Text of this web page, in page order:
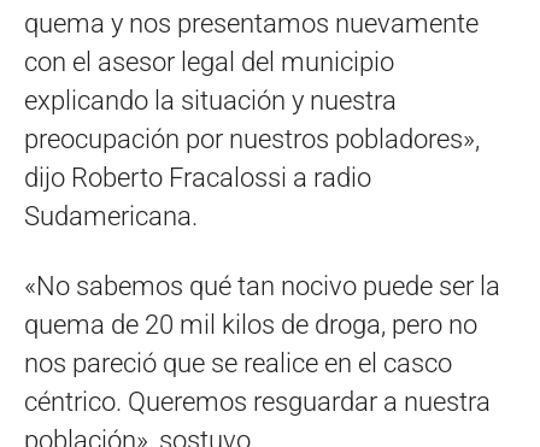
quema y nos presentamos nuevamente
con el asesor legal del municipio
explicando la situación y nuestra
preocupación por nuestros pobladores»,
dijo Roberto Fracalossi a radio
Sudamericana.
«No sabemos qué tan nocivo puede ser la
quema de 20 mil kilos de droga, pero no
nos pareció que se realice en el casco
céntrico. Queremos resguardar a nuestra
población», sostuvo.